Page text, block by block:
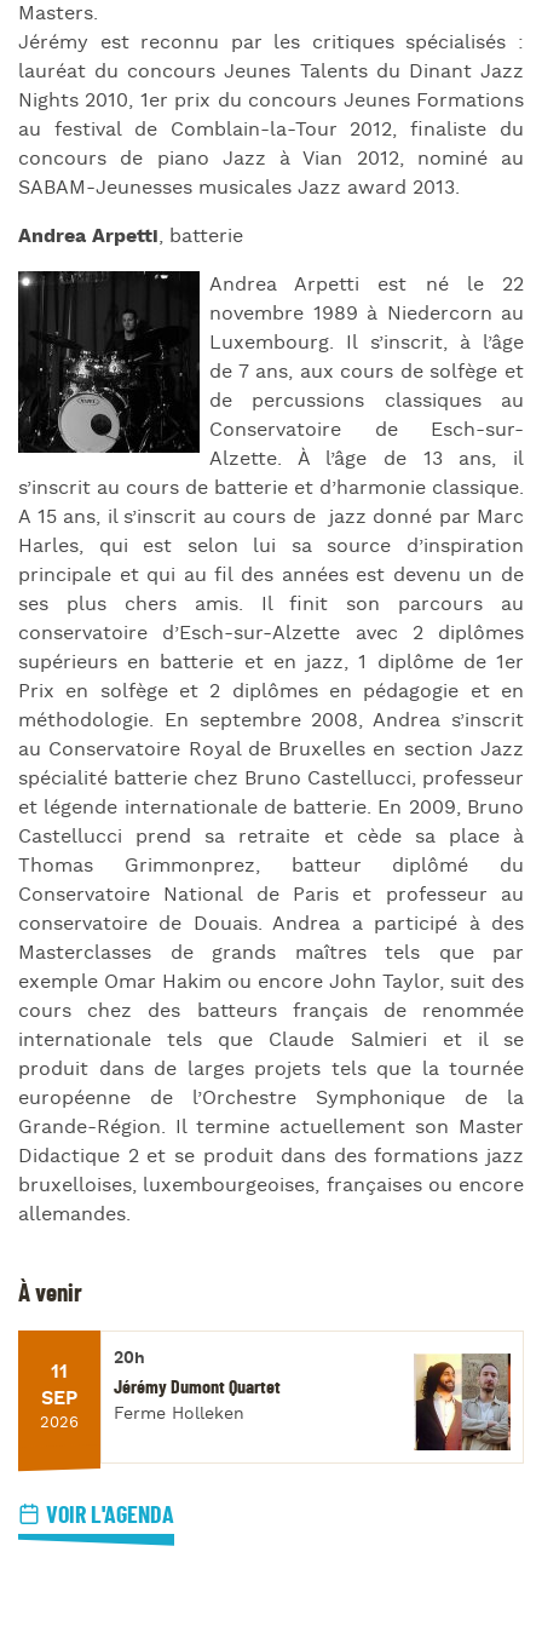
Masters.
Jérémy est reconnu par les critiques spécialisés :
lauréat du concours Jeunes Talents du Dinant Jazz
Nights 2010, 1er prix du concours Jeunes Formations
au festival de Comblain-la-Tour 2012, finaliste du
concours de piano Jazz à Vian 2012, nominé au
SABAM-Jeunesses musicales Jazz award 2013.
Andrea Arpetti, batterie
Andrea Arpetti est né le 22
novembre 1989 à Niedercorn au
Luxembourg. Il s’inscrit, à l’âge
de 7 ans, aux cours de solfège et
de percussions classiques au
Conservatoire de Esch-sur-
Alzette. À l’âge de 13 ans, il
s’inscrit au cours de batterie et d’harmonie classique.
A 15 ans, il s’inscrit au cours de jazz donné par Marc
Harles, qui est selon lui sa source d’inspiration
principale et qui au fil des années est devenu un de
ses plus chers amis. Il finit son parcours au
conservatoire d’Esch-sur-Alzette avec 2 diplômes
supérieurs en batterie et en jazz, 1 diplôme de 1er
Prix en solfège et 2 diplômes en pédagogie et en
méthodologie. En septembre 2008, Andrea s’inscrit
au Conservatoire Royal de Bruxelles en section Jazz
spécialité batterie chez Bruno Castellucci, professeur
et légende internationale de batterie. En 2009, Bruno
Castellucci prend sa retraite et cède sa place à
Thomas Grimmonprez, batteur diplômé du
Conservatoire National de Paris et professeur au
conservatoire de Douais. Andrea a participé à des
Masterclasses de grands maîtres tels que par
exemple Omar Hakim ou encore John Taylor, suit des
cours chez des batteurs français de renommée
internationale tels que Claude Salmieri et il se
produit dans de larges projets tels que la tournée
européenne de l’Orchestre Symphonique de la
Grande-Région. Il termine actuellement son Master
Didactique 2 et se produit dans des formations jazz
bruxelloises, luxembourgeoises, françaises ou encore
allemandes.
À venir
11
SEP
2026
20h
Jérémy Dumont Quartet
Ferme Holleken
VOIR L'AGENDA